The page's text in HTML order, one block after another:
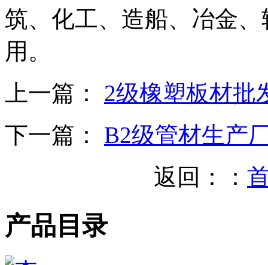
筑、化工、造船、冶金
用。
上一篇： 2级橡塑板材批
下一篇： B2级管材生产
返回：：
产品目录